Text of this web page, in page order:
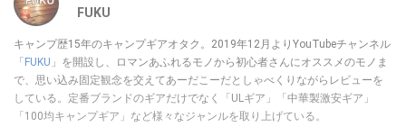
FUKU
キャンプ歴15年のキャンプギアオタク。2019年12月よりYouTubeチャンネル
「 FUKU 」を開設し、ロマンあふれるモノから初心者さんにオススメのモノま
で、思い込み固定観念を交えてあーだこーだとしゃべくりながらレビューを
している。定番ブランドのギアだけでなく「ULギア」「中華製激安ギア」
「100均キャンプギア」など様々なジャンルを取り上げている。